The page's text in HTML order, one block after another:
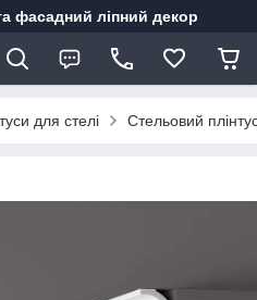
фасадний ліпний декор
для стелі Стельовий